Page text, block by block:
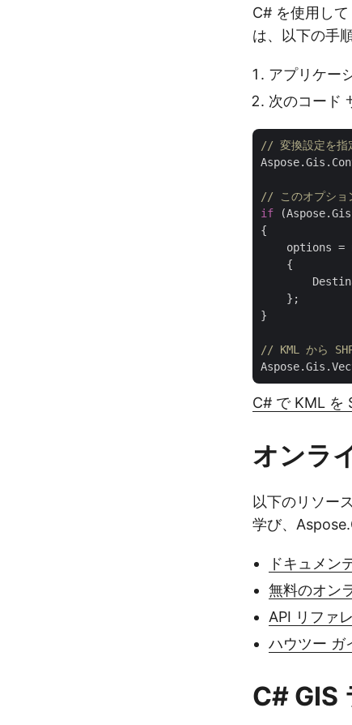
C# を使用し
は、以下の手
アプリケー
次のコード
// 変換設定を指
// このオプショ
if
{
    options =
    {
    };
}
// KML から
C# で KML を
オンラ
以下のリソー
学び、
ドキュメン
無料のオン
API リファ
ハウツー ガ
C# GIS